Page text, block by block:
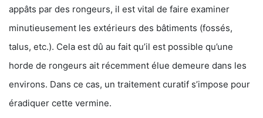
appâts par des rongeurs, il est vital de faire examiner
minutieusement les extérieurs des bâtiments (fossés,
talus, etc.). Cela est dû au fait qu’il est possible qu’une
horde de rongeurs ait récemment élue demeure dans les
environs. Dans ce cas, un traitement curatif s’impose pour
éradiquer cette vermine.